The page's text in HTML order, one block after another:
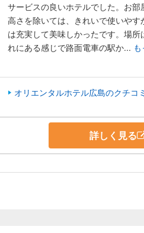
サービスの良いホテルでした。お部
高さを除いては、きれいで使いやす
は充実して美味しかったです。場所
れにある感じで路面電車の駅か...
オリエンタルホテル広島のクチコ
詳しく見る